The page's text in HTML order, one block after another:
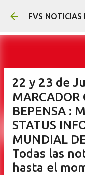
Ir
FVS NOTICIAS
22 y 23 de
MARCADOR
BEPENSA :
STATUS
MUNDIAL
Todas las
hasta el